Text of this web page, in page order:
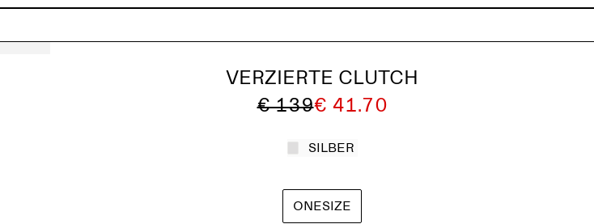
VERZIERTE CLUTCH
€ 139€ 41.70
SILBER
ONESIZE